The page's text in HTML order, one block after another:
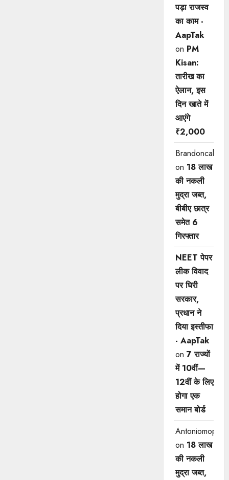
पड़ा राजस्व
का काम -
AapTak
on PM
Kisan:
तारीख का
ऐलान, इस
दिन खाते में
आएंगे
₹2,000
Brandoncah
on 18 लाख
की नकली
मुद्रा जब्त,
बीबीए छात्र
समेत 6
गिरफ्तार
NEET पेपर
लीक विवाद
पर घिरी
सरकार,
प्रधान ने
दिया इस्तीफा
- AapTak
on 7 राज्यों
में 10वीं—
12वीं ​के लिए
होगा एक
समान बोर्ड
Antoniomop
on 18 लाख
की नकली
मुद्रा जब्त,